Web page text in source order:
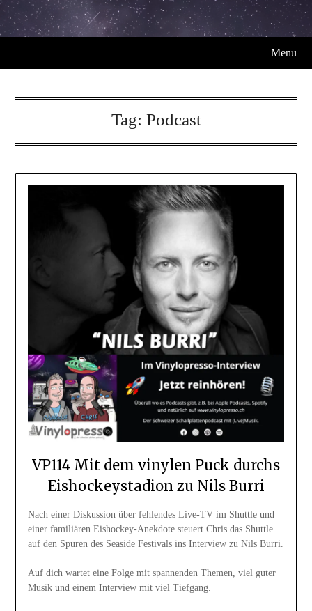
Menu
Tag: Podcast
VP114 Mit dem vinylen Puck durchs
Eishockeystadion zu Nils Burri
Nach einer Diskussion über fehlendes Live-TV im Shuttle und
einer familiären Eishockey-Anekdote steuert Chris das Shuttle
auf den Spuren des Seaside Festivals ins Interview zu Nils Burri.
Auf dich wartet eine Folge mit spannenden Themen, viel guter
Musik und einem Interview mit viel Tiefgang.